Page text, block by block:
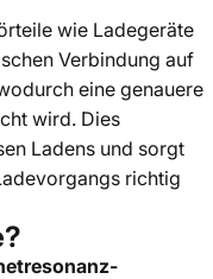
wie Ladegeräte
Verbindung auf
eine genauere
wird. Dies
Ladens und sorgt
richtig